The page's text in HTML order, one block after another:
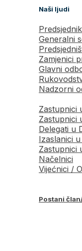
Naši ljudi
Predsjednik
Generalni
Zamjenici
Glavni
Nadzorni
Zastupnici
Zastupnici
Delegati u
Izaslanici
Zastupnici
Načelnici
Vijećnici /
Postani